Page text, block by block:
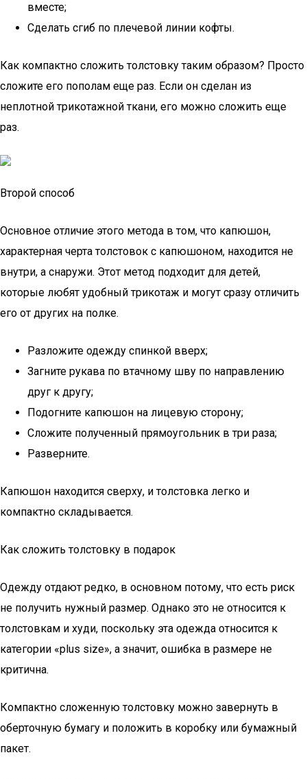
вместе;
Сделать сгиб по плечевой линии кофты.
Как компактно сложить толстовку таким образом? Просто
сложите его пополам еще раз. Если он сделан из
неплотной трикотажной ткани, его можно сложить еще
раз.
Второй способ
Основное отличие этого метода в том, что капюшон,
характерная черта толстовок с капюшоном, находится не
внутри, а снаружи. Этот метод подходит для детей,
которые любят удобный трикотаж и могут сразу отличить
его от других на полке.
Разложите одежду спинкой вверх;
Загните рукава по втачному шву по направлению
друг к другу;
Подогните капюшон на лицевую сторону;
Сложите полученный прямоугольник в три раза;
Разверните.
Капюшон находится сверху, и толстовка легко и
компактно складывается.
Как сложить толстовку в подарок
Одежду отдают редко, в основном потому, что есть риск
не получить нужный размер. Однако это не относится к
толстовкам и худи, поскольку эта одежда относится к
категории «plus size», а значит, ошибка в размере не
критична.
Компактно сложенную толстовку можно завернуть в
оберточную бумагу и положить в коробку или бумажный
пакет.